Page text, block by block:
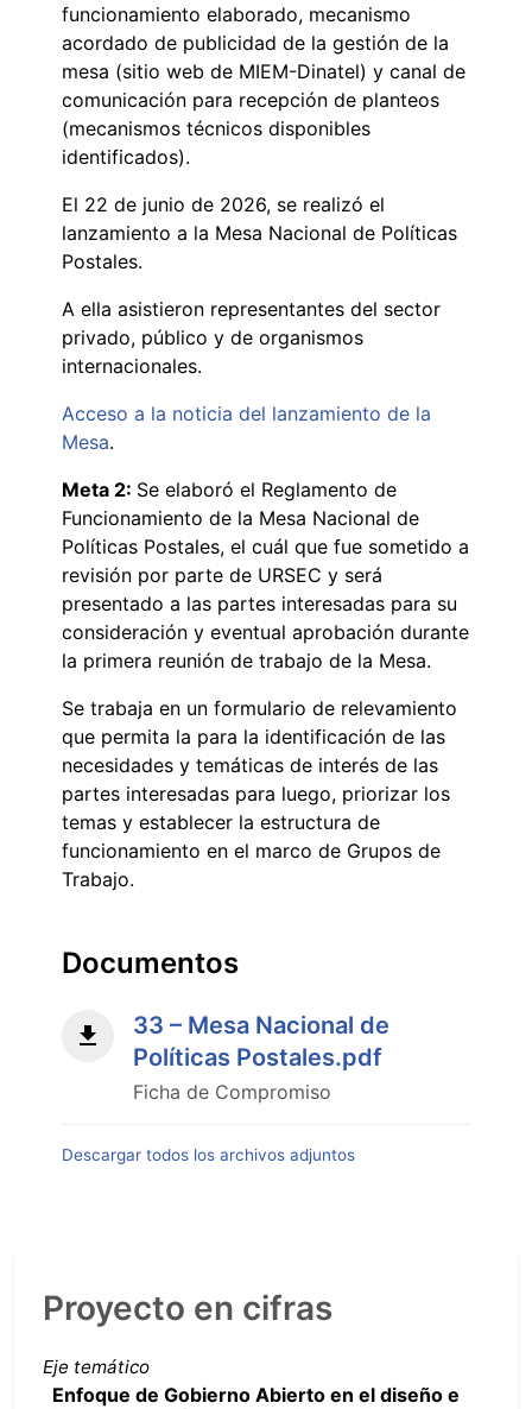
funcionamiento elaborado, mecanismo
acordado de publicidad de la gestión de la
mesa (sitio web de MIEM-Dinatel) y canal de
comunicación para recepción de planteos
(mecanismos técnicos disponibles
identificados).
El 22 de junio de 2026, se realizó el
lanzamiento a la Mesa Nacional de Políticas
Postales.
A ella asistieron representantes del sector
privado, público y de organismos
internacionales.
Acceso a la noticia del lanzamiento de la
Mesa.
Meta 2: Se elaboró el Reglamento de
Funcionamiento de la Mesa Nacional de
Políticas Postales, el cuál que fue sometido a
revisión por parte de URSEC y será
presentado a las partes interesadas para su
consideración y eventual aprobación durante
la primera reunión de trabajo de la Mesa.
Se trabaja en un formulario de relevamiento
que permita la para la identificación de las
necesidades y temáticas de interés de las
partes interesadas para luego, priorizar los
temas y establecer la estructura de
funcionamiento en el marco de Grupos de
Trabajo.
Documentos
33 – Mesa Nacional de
Políticas Postales.pdf
Ficha de Compromiso
Descargar todos los archivos adjuntos
Proyecto en cifras
Eje temático
Enfoque de Gobierno Abierto en el diseño e